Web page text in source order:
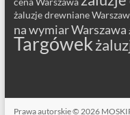
żaluzje drewniane
na wymiar Warszawa
Targówek
Prawa autorskie © 2026